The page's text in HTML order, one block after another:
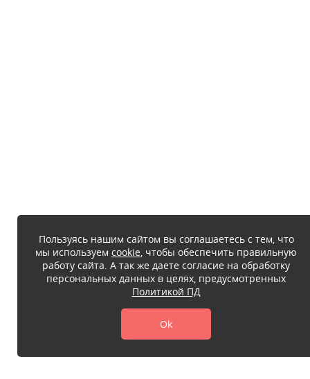
Пользуясь нашим сайтом вы соглашаетесь с тем, что
мы используем cookie, чтобы обеспечить правильную
работу сайта. А так же даете согласие на обработку
персональных данных в целях, предусмотренных
Политикой ПД
Ok